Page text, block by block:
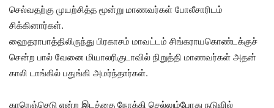
செல்வதற்கு முயற்சித்த மூன்று மாணவர்கள் போலீசாரிடம்
சிக்கினார்கள்.
ஹைதராபாத்திலிருந்து பிரகாசம் மாவட்டம் சிங்கராயகொண்டக்குச்
சென்ற பால் வேனை மியாலரிகுடாவில் நிறுத்தி மாணவர்கள் அதன்
காலி டாங்கில் பதுங்கி அமர்ந்தார்கள்.
காரெஞ்செடு என்ற இடத்தை நோக்கி செல்லும்போது நடுவில்